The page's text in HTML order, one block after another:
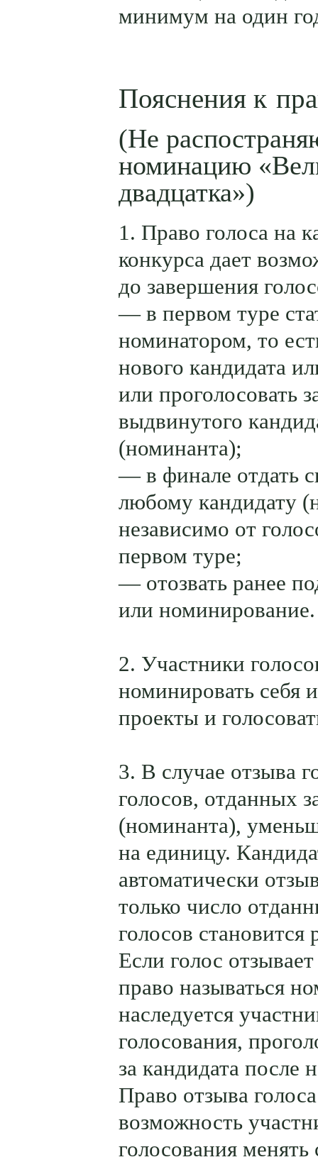
минимум на один
Пояснения к
(Не
номинацию
двадцатка»)
1. Право голоса на
конкурса дает
до завершения
— в первом туре
номинатором, то
нового кандидата
или проголосовать
выдвинутого
(номинанта);
— в финале отдать
любому кандидату
независимо от
первом туре;
— отозвать ранее
или номинирование.
2. Участники
номинировать себя
проекты и
3. В случае отзыва
голосов, отданных
(номинанта),
на единицу.
автоматически
только число
голосов
Если голос
право называться
наследуется
голосования,
за кандидата после
Право отзыва
возможность
голосования